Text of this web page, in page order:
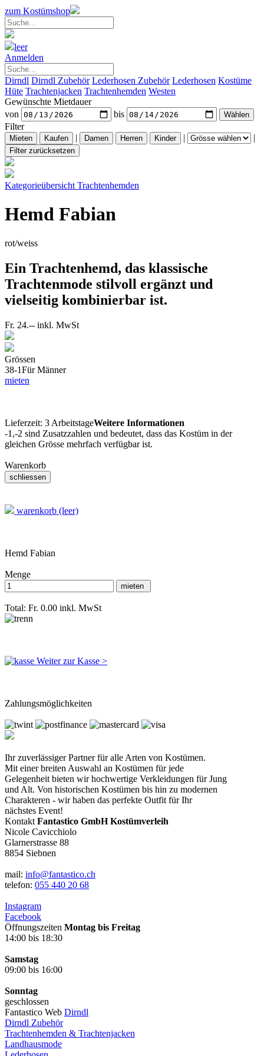
zum Kostümshop
leer
Anmelden
Dirndl Dirndl Zubehör Lederhosen Zubehör Lederhosen Kostüme
Hüte Trachtenjacken Trachtenhemden Westen
Gewünschte Mietdauer
von
bis
Filter
|
| |
Kategorieübersicht Trachtenhemden
Hemd Fabian
rot/weiss
Ein Trachtenhemd, das klassische
Trachtenmode stilvoll ergänzt und
vielseitig kombinierbar ist.
Fr. 24.-- inkl. MwSt
Grössen
38-1Für Männer
mieten
Lieferzeit: 3 ArbeitstageWeitere Informationen
-1,-2 sind Zusatzzahlen und bedeutet, dass das Kostüm in der
gleichen Grösse mehrfach verfügbar ist.
Warenkorb
warenkorb (leer)
Hemd Fabian
Menge
Total: Fr. 0.00 inkl. MwSt
Weiter zur Kasse >
Zahlungsmöglichkeiten
Ihr zuverlässiger Partner für alle Arten von Kostümen.
Mit einer breiten Auswahl an Kostümen für jede
Gelegenheit bieten wir hochwertige Verkleidungen für Jung
und Alt. Von historischen Kostümen bis hin zu modernen
Charakteren - wir haben das perfekte Outfit für Ihr
nächstes Event!
Kontakt Fantastico GmbH Kostümverleih
Nicole Cavicchiolo
Glarnerstrasse 88
8854 Siebnen
mail: info@fantastico.ch
telefon: 055 440 20 68
Instagram
Facebook
Öffnungszeiten Montag bis Freitag
14:00 bis 18:30
Samstag
09:00 bis 16:00
Sonntag
geschlossen
Fantastico Web Dirndl
Dirndl Zubehör
Trachtenhemden & Trachtenjacken
Landhausmode